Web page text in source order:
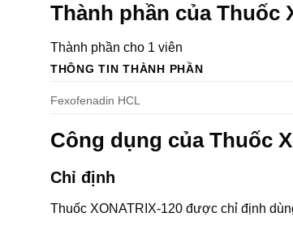
Thành phần của Thuốc
Thành phần cho 1 viên
THÔNG TIN THÀNH PHẦN
Fexofenadin HCL
Công dụng của Thuốc
Chỉ định
Thuốc XONATRIX-120 được chỉ định